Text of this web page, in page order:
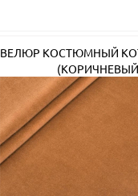
ВЕЛЮР КОСТЮМНЫЙ